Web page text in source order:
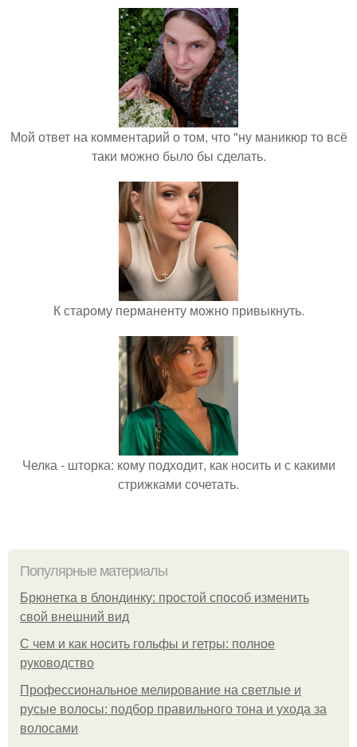
Мой ответ на комментарий о том, что "ну маникюр то всё
таки можно было бы сделать.
К старому перманенту можно привыкнуть.
Челка - шторка: кому подходит, как носить и с какими
стрижками сочетать.
Популярные материалы
Брюнетка в блондинку: простой способ изменить
свой внешний вид
С чем и как носить гольфы и гетры: полное
руководство
Профессиональное мелирование на светлые и
русые волосы: подбор правильного тона и ухода за
волосами